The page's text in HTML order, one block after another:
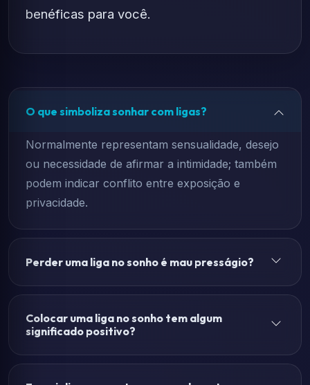
benéficas para você.
O que simboliza sonhar com ligas?
Normalmente representam sensualidade, desejo
ou necessidade de afirmar a intimidade; também
podem indicar conflito entre exposição e
privacidade.
Perder uma liga no sonho é mau presságio?
Colocar uma liga no sonho tem algum
significado positivo?